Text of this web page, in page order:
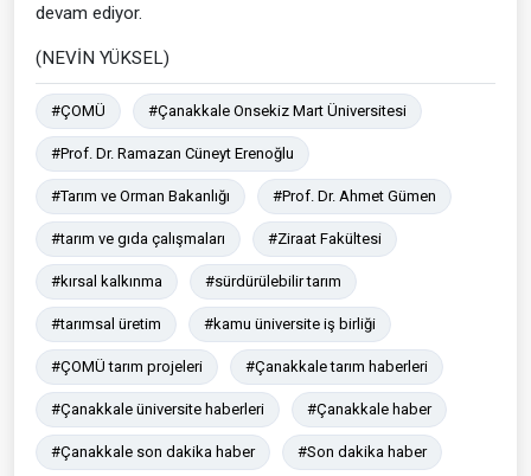
devam ediyor.
(NEVİN YÜKSEL)
#ÇOMÜ #Çanakkale Onsekiz Mart Üniversitesi
#Prof. Dr. Ramazan Cüneyt Erenoğlu
#Tarım ve Orman Bakanlığı #Prof. Dr. Ahmet Gümen
#tarım ve gıda çalışmaları #Ziraat Fakültesi
#kırsal kalkınma #sürdürülebilir tarım
#tarımsal üretim #kamu üniversite iş birliği
#ÇOMÜ tarım projeleri #Çanakkale tarım haberleri
#Çanakkale üniversite haberleri #Çanakkale haber
#Çanakkale son dakika haber #Son dakika haber